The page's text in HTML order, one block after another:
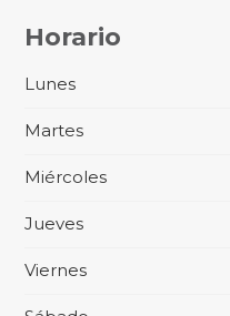
Horario
Lunes
Martes
Miércoles
Jueves
Viernes